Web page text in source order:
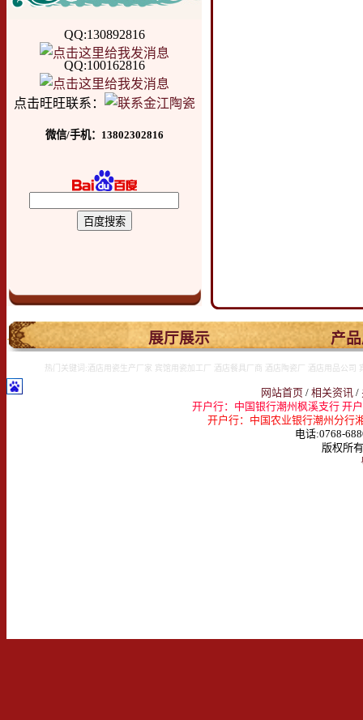
QQ:130892816
QQ:100162816
点击旺旺联系：
微信/手机：13802302816
. 展厅展示 产
热门关键词:酒店用瓷生产厂家 宾馆用瓷加工厂 酒店餐具厂商 酒店陶瓷厂 酒店用品公
网站首页/ 相关资讯/
开户行：中国银行潮州枫溪支行 开
开户行：中国农业银行潮州分行
电话:0768-
版权所